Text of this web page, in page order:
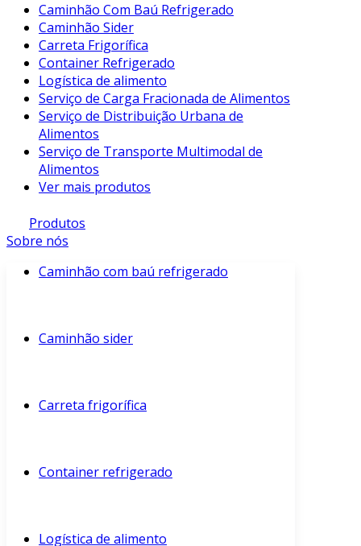
Caminhão Com Baú Refrigerado
Caminhão Sider
Carreta Frigorífica
Container Refrigerado
Logística de alimento
Serviço de Carga Fracionada de Alimentos
Serviço de Distribuição Urbana de
Alimentos
Serviço de Transporte Multimodal de
Alimentos
Ver mais produtos
Produtos
Sobre nós
Caminhão com baú refrigerado
Caminhão sider
Carreta frigorífica
Container refrigerado
Logística de alimento